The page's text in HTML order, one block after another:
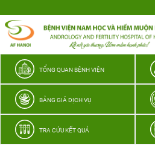
thương
TỔNG QUAN BỆNH VIỆN
BẢNG GIÁ DỊCH VỤ
TRA CỨU KẾT QUẢ